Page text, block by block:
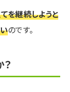
を継続しようと
のです。